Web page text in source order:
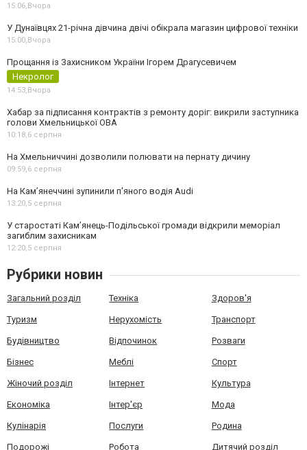
15:06,Вчора
У Дунаївцях 21-річна дівчина двічі обікрала магазин цифрової техніки
15:00,Вчора
Прощання із Захисником України Ігорем Драгусевичем
Некролог
14:53,Вчора
Хабар за підписання контрактів з ремонту доріг: викрили заступника
голови Хмельницької ОВА
10:18,6 серпня
На Хмельниччині дозволили полювати на пернату дичину
09:59,6 серпня
На Камʼянеччині зупинили п'яного водія Audi
13:20,5 серпня
У старостаті Кам’янець-Подільської громади відкрили меморіал
загиблим захисникам
12:20,5 серпня
Рубрики новин
Загальний розділ Техніка Здоров'я
Туризм Нерухомість Транспорт
Будівництво Відпочинок Розваги
Бізнес Меблі Спорт
Жіночий розділ Інтернет Культура
Економіка Інтер'єр Мода
Кулінарія Послуги Родина
Подорожі Робота Дитячий розділ